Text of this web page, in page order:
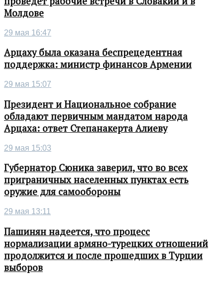
Молдове
29 мая 16:47
Арцаху была оказана беспрецедентная
поддержка: министр финансов Армении
29 мая 15:07
Президент и Национальное собрание
обладают первичным мандатом народа
Арцаха: ответ Степанакерта Алиеву
29 мая 15:03
Губернатор Сюника заверил, что во всех
приграничных населенных пунктах есть
оружие для самообороны
29 мая 13:11
Пашинян надеется, что процесс
нормализации армяно-турецких отношений
продолжится и после прошедших в Турции
выборов